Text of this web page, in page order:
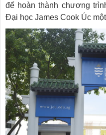
để hoàn thành chương
Đại học James Cook Úc